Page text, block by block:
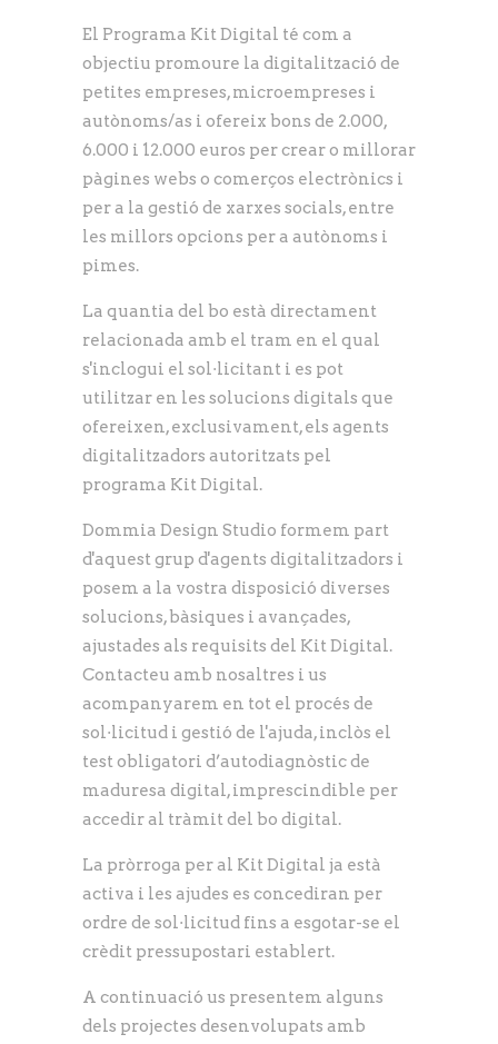
El Programa Kit Digital té com a
objectiu promoure la digitalització de
petites empreses, microempreses i
autònoms/as i ofereix bons de 2.000,
6.000 i 12.000 euros per crear o millorar
pàgines webs o comerços electrònics i
per a la gestió de xarxes socials, entre
les millors opcions per a autònoms i
pimes.
La quantia del bo està directament
relacionada amb el tram en el qual
s'inclogui el sol·licitant i es pot
utilitzar en les solucions digitals que
ofereixen, exclusivament, els agents
digitalitzadors autoritzats pel
programa Kit Digital.
Dommia Design Studio formem part
d'aquest grup d'agents digitalitzadors i
posem a la vostra disposició diverses
solucions, bàsiques i avançades,
ajustades als requisits del Kit Digital.
Contacteu amb nosaltres i us
acompanyarem en tot el procés de
sol·licitud i gestió de l'ajuda, inclòs el
test obligatori d’autodiagnòstic de
maduresa digital, imprescindible per
accedir al tràmit del bo digital.
La pròrroga per al Kit Digital ja està
activa i les ajudes es concediran per
ordre de sol·licitud fins a esgotar-se el
crèdit pressupostari establert.
A continuació us presentem alguns
dels projectes desenvolupats amb